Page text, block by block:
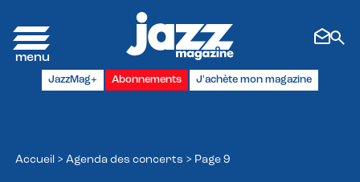
JazzMag+ Abonnements J'achète mon magazine
Accueil > Agenda des concerts > Page 9